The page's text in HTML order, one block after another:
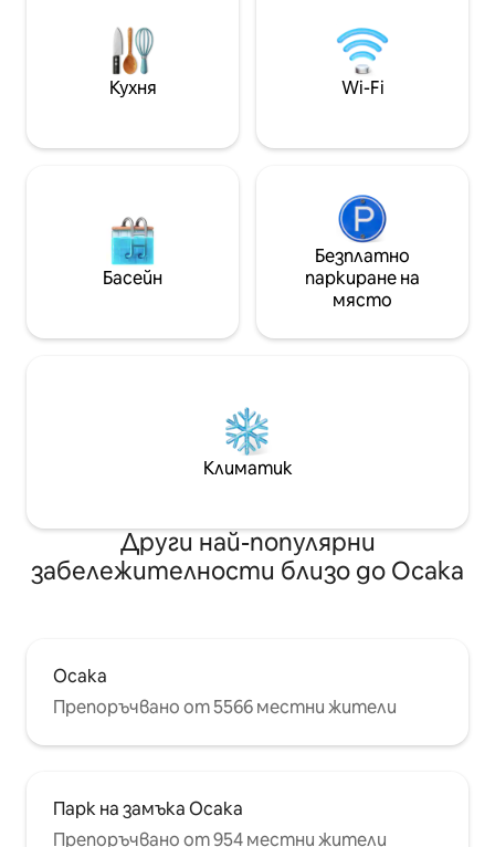
4 души и приятели да могат да се
отпуснат спокойно. Бележка В
обекта има стръмно стълбище.
Мястото не е подходящо за хора в
проблеми с придвижването. ○
Характеристики на стаята ・ На 1-
Предлага се платен паркинг на
1 минута пеша Информация за
квартала Станция JR Morinomiya на 2
Паркът на замъка Осака на 5 минути
пеша Универсален магазин на 1
туристически дестинации от гара
минути с влак (без трансфер) Гара
Намба на 13 минути с влак (един
влак (един трансфер) Летище Kansai
International Airport на 90 минути с
влак (един трансфер) USJ 24 минути
с влак (без трансфер) 60 - минутен
място, където
Япония се
време и се
помещението,
климатик,
Има и отопление на
от художници,
възхищаваме.
декорации и
входното
да намерим
усетете
Кухня Wi-Fi
Басейн
Безплатно
паркиране на
място
Климатик
Други най-популярни
забележителности близо до Осака
Осака
Препоръчвано от 5566 местни жители
Парк на замъка Осака
Препоръчвано от 954 местни жители